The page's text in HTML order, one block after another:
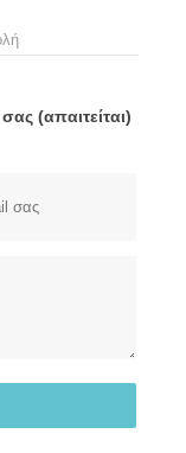
(απαιτείται)